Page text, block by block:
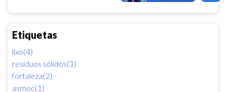
Etiquetas
lixo(4)
resíduos sólidos(3)
fortaleza(2)
asmoc(1)